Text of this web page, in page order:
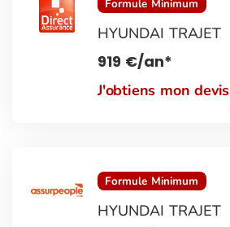
Formule Minimum
HYUNDAI TRAJET
919 €/an*
J'obtiens mon devis
Formule Minimum
HYUNDAI TRAJET